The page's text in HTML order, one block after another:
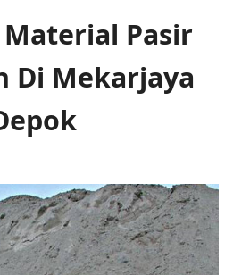
Material Pasir
Di Mekarjaya